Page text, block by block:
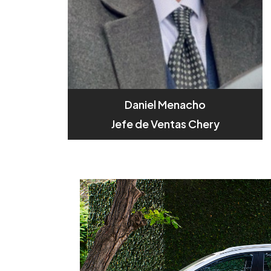
Daniel Menacho
Jefe de Ventas Chery